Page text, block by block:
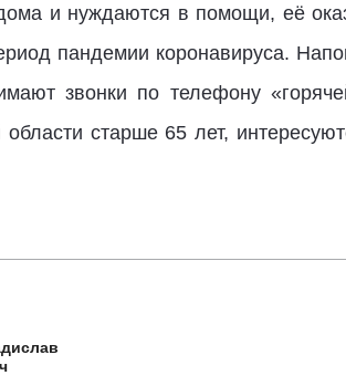
и нуждаются в помощи, её
пандемии коронавируса.
звонки по телефону
старше 65 лет,